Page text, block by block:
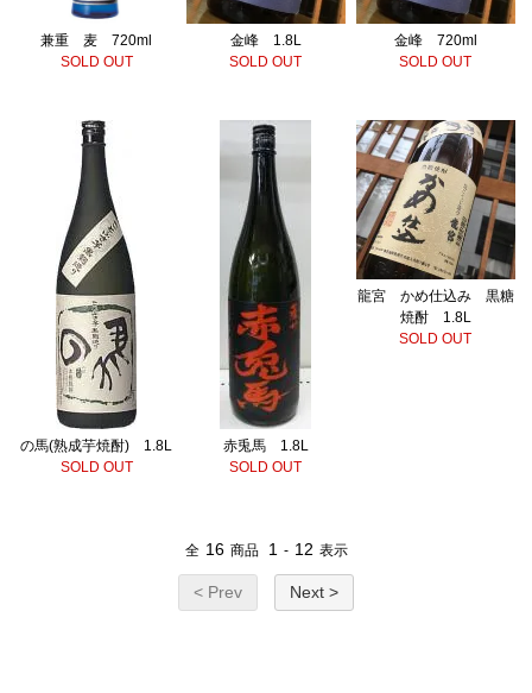
兼重 麦 720ml
SOLD OUT
金峰 1.8L
SOLD OUT
金峰 720ml
SOLD OUT
の馬(熟成芋焼酎) 1.8L
SOLD OUT
赤兎馬 1.8L
SOLD OUT
龍宮 かめ仕込み 黒糖
焼酎 1.8L
SOLD OUT
全 16 商品 1 - 12 表示
< Prev Next >